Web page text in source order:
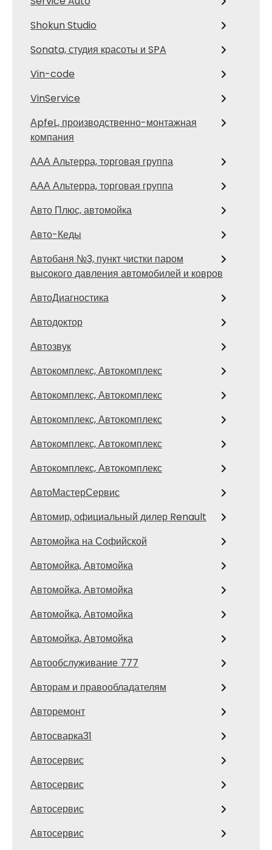
Shokun Studio
Sonata, студия красоты и SPA
Vin-code
VinService
АpfeL, производственно-монтажная
компания
ААА Альтерра, торговая группа
ААА Альтерра, торговая группа
Авто Плюс, автомойка
Авто-Кеды
Автобаня №3, пункт чистки паром
высокого давления автомобилей и ковров
АвтоДиагностика
Автодоктор
Автозвук
Автокомплекс, Автокомплекс
Автокомплекс, Автокомплекс
Автокомплекс, Автокомплекс
Автокомплекс, Автокомплекс
Автокомплекс, Автокомплекс
АвтоМастерСервис
Автомир, официальный дилер Renault
Автомойка на Софийской
Автомойка, Автомойка
Автомойка, Автомойка
Автомойка, Автомойка
Автомойка, Автомойка
Автообслуживание 777
Авторам и правообладателям
Авторемонт
Автосварка31
Автосервис
Автосервис
Автосервис
Автосервис